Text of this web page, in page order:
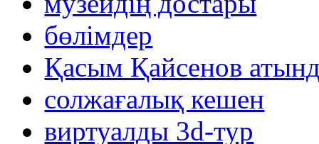
бөлімдер
Қасым Қайсенов
солжағалық кешен
виртуалды 3d-тур